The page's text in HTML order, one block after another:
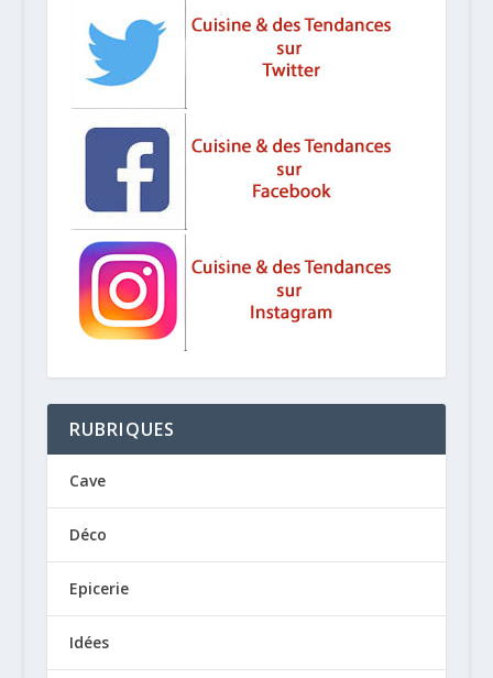
RUBRIQUES
Cave
Déco
Epicerie
Idées